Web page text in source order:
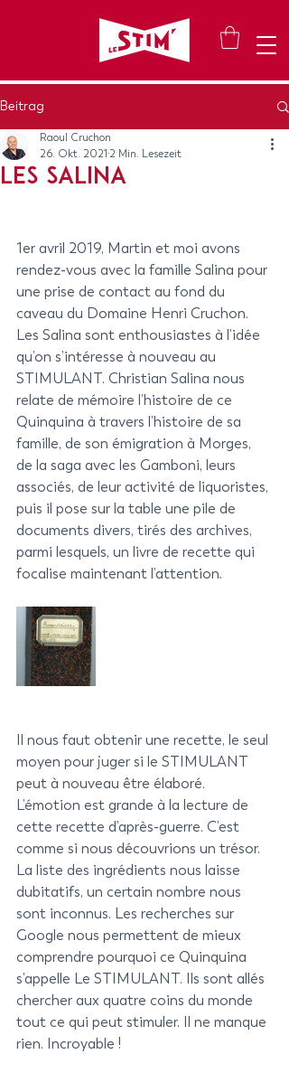
Beitrag
LES SALINA
Raoul Cruchon
26. Okt. 2021 2 Min. Lesezeit
1er avril 2019, Martin et moi avons
rendez-vous avec la famille Salina pour
une prise de contact au fond du
caveau du Domaine Henri Cruchon.
Les Salina sont enthousiastes à l’idée
qu’on s’intéresse à nouveau au
STIMULANT. Christian Salina nous
relate de mémoire l’histoire de ce
Quinquina à travers l’histoire de sa
famille, de son émigration à Morges,
de la saga avec les Gamboni, leurs
associés, de leur activité de liquoristes,
puis il pose sur la table une pile de
documents divers, tirés des archives,
parmi lesquels, un livre de recette qui
focalise maintenant l’attention.
Il nous faut obtenir une recette, le seul
moyen pour juger si le STIMULANT
peut à nouveau être élaboré.
L’émotion est grande à la lecture de
cette recette d’après-guerre. C’est
comme si nous découvrions un trésor.
La liste des ingrédients nous laisse
dubitatifs, un certain nombre nous
sont inconnus. Les recherches sur
Google nous permettent de mieux
comprendre pourquoi ce Quinquina
s’appelle Le STIMULANT. Ils sont allés
chercher aux quatre coins du monde
tout ce qui peut stimuler. Il ne manque
rien. Incroyable !